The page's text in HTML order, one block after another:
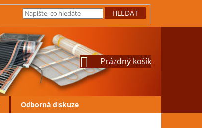
JAK REKLAMOVAT VRÁCENÍ ZBOŽÍ
HLEDAT
NÁKUPNÍ
KOŠÍK
Prázdný košík
Odborná diskuze